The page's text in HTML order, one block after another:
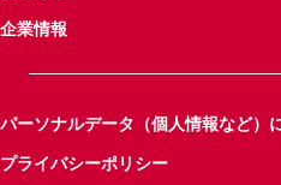
企業情報
パーソナルデータ（個人情報など）
プライバシーポリシー